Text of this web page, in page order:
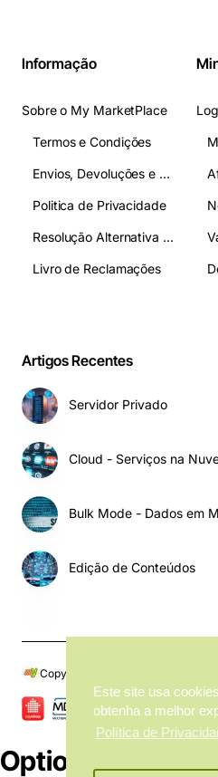
Este site usa
obtenha a melhor
Política de
Informação
Sobre o My MarketPlace
Termos e Condições
Envios, Devoluções e Pagamentos
Politica de Privacidade
Resolução Alternativa de Litígios
Livro de Reclamações
Artigos Recentes
Servidor Privado
Cloud - Serviços na
Bulk Mode - Dados em
Edição de Conteúdos
Copyright © 2024, My
Options